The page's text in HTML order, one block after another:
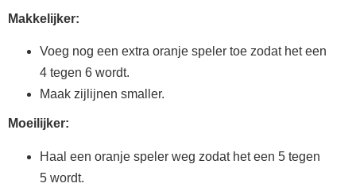
Makkelijker:
Voeg nog een extra oranje speler toe zodat het een
4 tegen 6 wordt.
Maak zijlijnen smaller.
Moeilijker:
Haal een oranje speler weg zodat het een 5 tegen
5 wordt.